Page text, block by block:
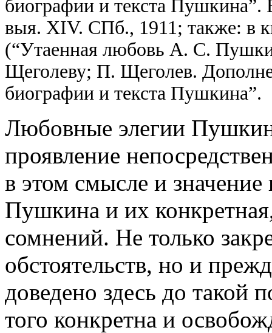
биографии и текста
выя. XIV. СПб., 1911; также: в
(“Утаенная любовь А. С.
Щеголеву; П. Щеголев.
биографии и текста Пушкина”.
Любовные элегии
проявление
в этом смысле и значение
Пушкина и их
сомнений. Не только
обстоятельств, но и
доведено здесь до такой
того конкретна и